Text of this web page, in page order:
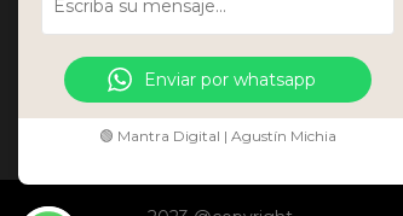
Enviar por whatsapp
🟢 Mantra Digital | Agustín Michia